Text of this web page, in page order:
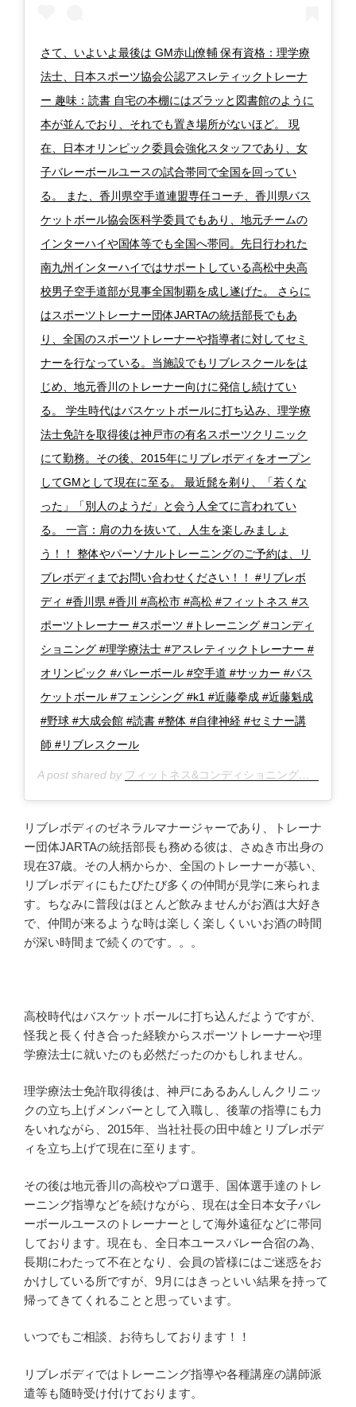
さて、いよいよ最後は GM赤山僚輔 保有資格：理学療
法士、日本スポーツ協会公認アスレティックトレーナ
ー 趣味：読書 自宅の本棚にはズラッと図書館のように
本が並んでおり、それでも置き場所がないほど。 現
在、日本オリンピック委員会強化スタッフであり、女
子バレーボールユースの試合帯同で全国を回ってい
る。 また、香川県空手道連盟専任コーチ、香川県バス
ケットボール協会医科学委員でもあり、地元チームの
インターハイや国体等でも全国へ帯同。先日行われた
南九州インターハイではサポートしている高松中央高
校男子空手道部が見事全国制覇を成し遂げた。 さらに
はスポーツトレーナー団体JARTAの統括部長でもあ
り、全国のスポーツトレーナーや指導者に対してセミ
ナーを行なっている。当施設でもリブレスクールをは
じめ、地元香川のトレーナー向けに発信し続けてい
る。 学生時代はバスケットボールに打ち込み、理学療
法士免許を取得後は神戸市の有名スポーツクリニック
にて勤務。その後、2015年にリブレボディをオープン
してGMとして現在に至る。 最近髭を剃り、「若くな
った」「別人のようだ」と会う人全てに言われてい
る。 一言：肩の力を抜いて、人生を楽しみましょ
う！！ 整体やパーソナルトレーニングのご予約は、リ
ブレボディまでお問い合わせください！！ #リブレボ
ディ #香川県 #香川 #高松市 #高松 #フィットネス #ス
ポーツトレーナー #スポーツ #トレーニング #コンディ
ショニング #理学療法士 #アスレティックトレーナー #
オリンピック #バレーボール #空手道 #サッカー #バス
ケットボール #フェンシング #k1 #近藤拳成 #近藤魁成
#野球 #大成会館 #読書 #整体 #自律神経 #セミナー講
師 #リブレスクール
A post shared by フィットネス&コンディショニングスクール★リブレボディ@高松
リブレボディのゼネラルマナージャーであり、トレーナ
ー団体JARTAの統括部長も務める彼は、さぬき市出身の
現在37歳。その人柄からか、全国のトレーナーが慕い、
リブレボディにもたびたび多くの仲間が見学に来られま
す。ちなみに普段はほとんど飲みませんがお酒は大好き
で、仲間が来るような時は楽しく楽しくいいお酒の時間
が深い時間まで続くのです。。。
高校時代はバスケットボールに打ち込んだようですが、
怪我と長く付き合った経験からスポーツトレーナーや理
学療法士に就いたのも必然だったのかもしれません。
理学療法士免許取得後は、神戸にあるあんしんクリニッ
クの立ち上げメンバーとして入職し、後輩の指導にも力
をいれながら、2015年、当社社長の田中雄とリブレボデ
ィを立ち上げて現在に至ります。
その後は地元香川の高校やプロ選手、国体選手達のトレ
ーニング指導などを続けながら、現在は全日本女子バレ
ーボールユースのトレーナーとして海外遠征などに帯同
しております。現在も、全日本ユースバレー合宿の為、
長期にわたって不在となり、会員の皆様にはご迷惑をお
かけしている所ですが、9月にはきっといい結果を持って
帰ってきてくれることと思っています。
いつでもご相談、お待ちしております！！
リブレボディではトレーニング指導や各種講座の講師派
遣等も随時受け付けております。